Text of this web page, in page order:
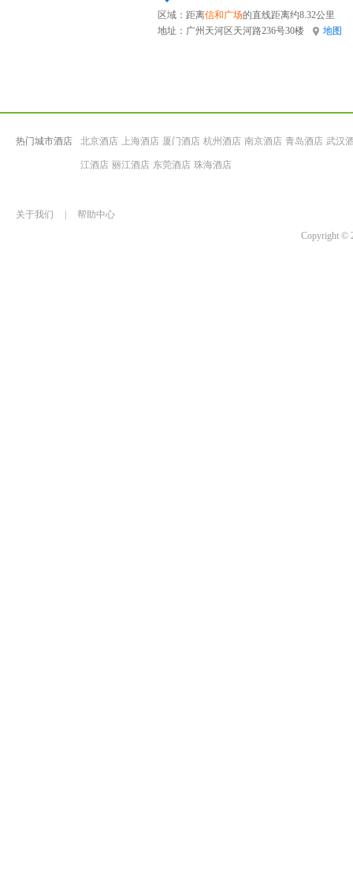
区域：距离信和广场的直线距离约8.32公里
地址： 广州天河区天河路236号30楼 地图
热门城市酒店 北京酒店 上海酒店 厦门酒店 杭州酒店 南京酒店 青岛酒店 武汉
江酒店 丽江酒店 东莞酒店 珠海酒店
关于我们
帮助中心
Copyright ©